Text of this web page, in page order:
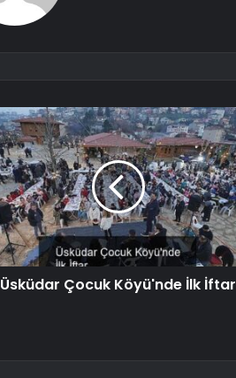
Üsküdar Çocuk Köyü'nde İlk İftar